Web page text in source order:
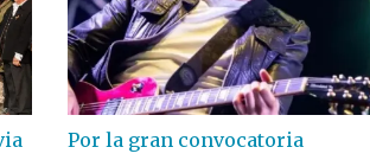
Por la gran convocatoria